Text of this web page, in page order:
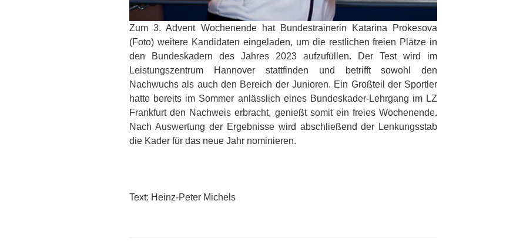
Zum 3. Advent Wochenende hat Bundestrainerin Katarina Prokesova
(Foto) weitere Kandidaten eingeladen, um die restlichen freien Plätze in
den Bundeskadern des Jahres 2023 aufzufüllen. Der Test wird im
Leistungszentrum Hannover stattfinden und betrifft sowohl den
Nachwuchs als auch den Bereich der Junioren. Ein Großteil der Sportler
hatte bereits im Sommer anlässlich eines Bundeskader-Lehrgang im LZ
Frankfurt den Nachweis erbracht, genießt somit ein freies Wochenende.
Nach Auswertung der Ergebnisse wird abschließend der Lenkungsstab
die Kader für das neue Jahr nominieren.
Text: Heinz-Peter Michels